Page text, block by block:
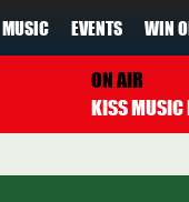
MUSIC EVENTS WIN
ON AIR